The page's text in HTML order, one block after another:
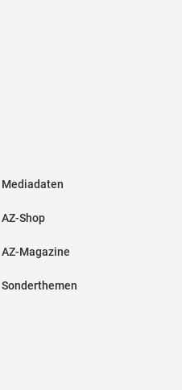
Mediadaten
AZ-Shop
AZ-Magazine
Sonderthemen